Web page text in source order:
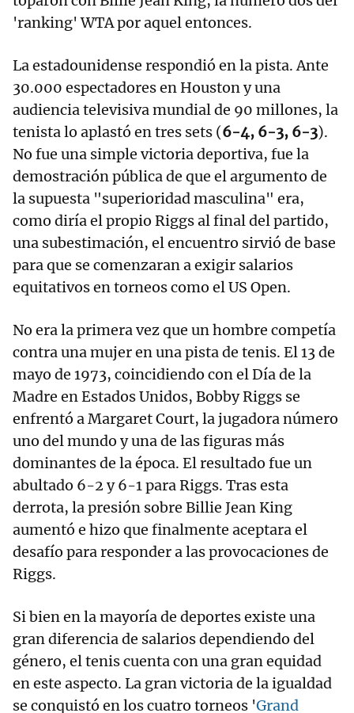
'ranking' WTA por aquel entonces.
La estadounidense respondió en la pista. Ante
30.000 espectadores en Houston y una
audiencia televisiva mundial de 90 millones, la
tenista lo aplastó en tres sets (6-4, 6-3, 6-3).
No fue una simple victoria deportiva, fue la
demostración pública de que el argumento de
la supuesta "superioridad masculina" era,
como diría el propio Riggs al final del partido,
una subestimación, el encuentro sirvió de base
para que se comenzaran a exigir salarios
equitativos en torneos como el US Open.
No era la primera vez que un hombre competía
contra una mujer en una pista de tenis. El 13 de
mayo de 1973, coincidiendo con el Día de la
Madre en Estados Unidos, Bobby Riggs se
enfrentó a Margaret Court, la jugadora número
uno del mundo y una de las figuras más
dominantes de la época. El resultado fue un
abultado 6-2 y 6-1 para Riggs. Tras esta
derrota, la presión sobre Billie Jean King
aumentó e hizo que finalmente aceptara el
desafío para responder a las provocaciones de
Riggs.
Si bien en la mayoría de deportes existe una
gran diferencia de salarios dependiendo del
género, el tenis cuenta con una gran equidad
en este aspecto. La gran victoria de la igualdad
se conquistó en los cuatro torneos 'Grand